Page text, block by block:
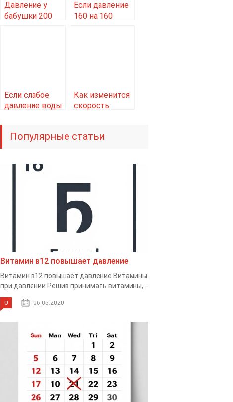
Давление у
бабушки 200
Если давление
160 на 160
Если слабое
давление воды
Как изменится
скорость
давления в 5
Популярные статьи
Витамин в12 повышает давление
Витамин в12 повышает давление Витамины
при давлении Решив принимать витамины,...
0 06.05.2020